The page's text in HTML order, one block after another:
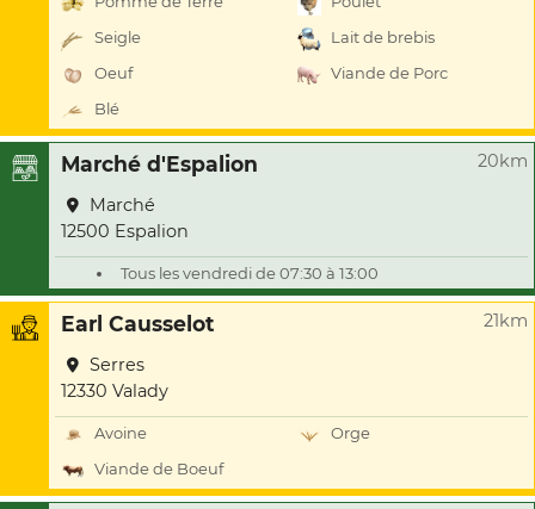
Seigle
Lait de brebis
Oeuf
Viande de Porc
Blé
Marché d'Espalion 20km
Marché
12500 Espalion
Tous les vendredi de 07:30 à 13:00
Earl Causselot 21km
Serres
12330 Valady
Avoine
Orge
Viande de Boeuf